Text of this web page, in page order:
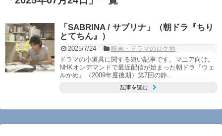
「SABRINA / サブリナ」（朝ドラ『ちり
とてちん』）
2025/7/24
映画・ドラマのロケ地
ドラマの小道具に関する短い記事です。マニア向け。
NHKオンデマンドで最近配信が始まった朝ドラ『ウェ
ルかめ』（2009年度後期）第7回の静...
記事を読む